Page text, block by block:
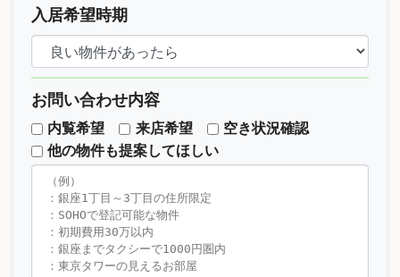
入居希望時期
お問い合わせ内容
内覧希望 来店希望
空き状況確認
他の物件も提案してほしい